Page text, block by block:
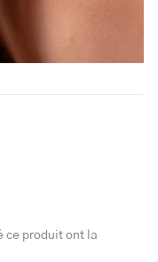
ce produit ont la